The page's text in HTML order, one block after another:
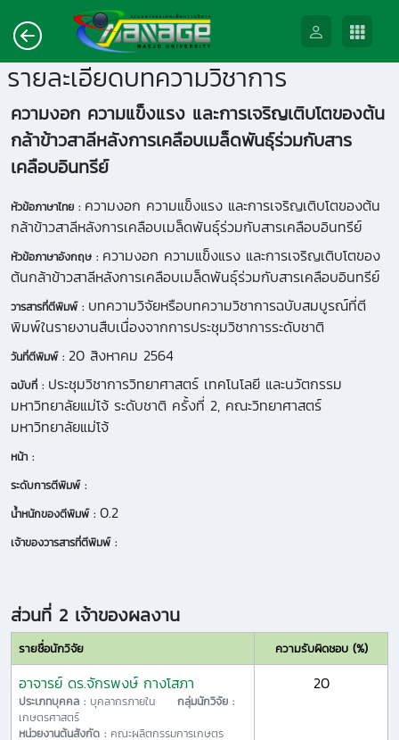
รายละเอียดบทความวิชาการ
ความงอก ความแข็งแรง และการเจริญเติบโตของต้น
กล้าข้าวสาลีหลังการเคลือบเมล็ดพันธุ์ร่วมกับสาร
เคลือบอินทรีย์
หัวข้อภาษาไทย : ความงอก ความแข็งแรง และการเจริญเติบโตของต้น
กล้าข้าวสาลีหลังการเคลือบเมล็ดพันธุ์ร่วมกับสารเคลือบอินทรีย์
หัวข้อภาษาอังกฤษ : ความงอก ความแข็งแรง และการเจริญเติบโตของ
ต้นกล้าข้าวสาลีหลังการเคลือบเมล็ดพันธุ์ร่วมกับสารเคลือบอินทรีย์
วารสารที่ตีพิมพ์ : บทความวิจัยหรือบทความวิชาการฉบับสมบูรณ์ที่ตี
พิมพ์ในรายงานสืบเนื่องจากการประชุมวิชาการระดับชาติ
วันที่ตีพิมพ์ : 20 สิงหาคม 2564
ฉบับที่ : ประชุมวิชาการวิทยาศาสตร์ เทคโนโลยี และนวัตกรรม
มหาวิทยาลัยแม่โจ้ ระดับชาติ ครั้งที่ 2, คณะวิทยาศาสตร์
มหาวิทยาลัยแม่โจ้
หน้า :
ระดับการตีพิมพ์ :
น้ำหนักของตีพิมพ์ : 0.2
เจ้าของวารสารที่ตีพิมพ์ :
ส่วนที่ 2 เจ้าของผลงาน
รายชื่อนักวิจัย ความรับผิดชอบ (%)
อาจารย์ ดร.จักรพงษ์ กางโสภา
ประเภทบุคคล : บุคลากรภายใน กลุ่มนักวิจัย :
เกษตรศาสตร์
หน่วยงานต้นสังกัด : คณะผลิตกรรมการเกษตร
20